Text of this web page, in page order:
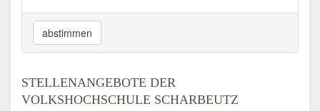
abstimmen
STELLENANGEBOTE DER
VOLKSHOCHSCHULE SCHARBEUTZ